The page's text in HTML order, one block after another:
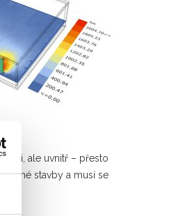
ale uvnitř – přesto
dané stavby a musí se